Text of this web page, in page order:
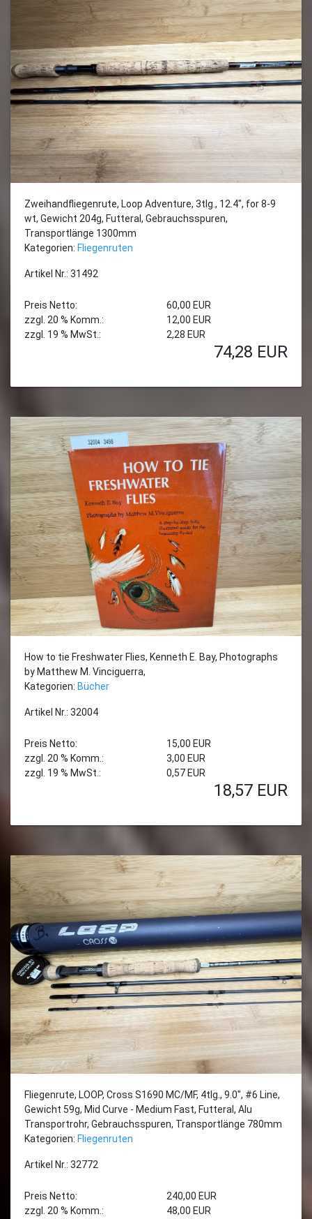
Zweihandfliegenrute, Loop Adventure, 3tlg., 12.4", for 8-9
wt, Gewicht 204g, Futteral, Gebrauchsspuren,
Transportlänge 1300mm
Kategorien: Fliegenruten
Artikel Nr.: 31492
Preis Netto:
60,00 EUR
zzgl. 20 % Komm.:
12,00 EUR
zzgl. 19 % MwSt.:
2,28 EUR
74,28 EUR
How to tie Freshwater Flies, Kenneth E. Bay, Photographs
by Matthew M. Vinciguerra,
Kategorien: Bücher
Artikel Nr.: 32004
Preis Netto:
15,00 EUR
zzgl. 20 % Komm.:
3,00 EUR
zzgl. 19 % MwSt.:
0,57 EUR
18,57 EUR
Fliegenrute, LOOP, Cross S1690 MC/MF, 4tlg., 9.0", #6 Line,
Gewicht 59g, Mid Curve - Medium Fast, Futteral, Alu
Transportrohr, Gebrauchsspuren, Transportlänge 780mm
Kategorien: Fliegenruten
Artikel Nr.: 32772
Preis Netto:
240,00 EUR
zzgl. 20 % Komm.:
48,00 EUR